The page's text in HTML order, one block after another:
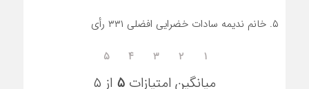
۵. خانم ندیمه سادات خضرایی افضلی ۳۳۱ رأی
۱ ۲ ۳ ۴ ۵
میانگین امتیازات ۵ از ۵